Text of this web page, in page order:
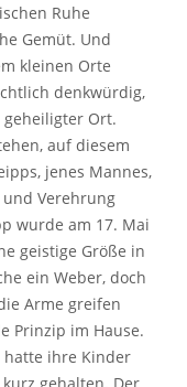
Ruhe
Gemüt. Und
kleinen Orte
denkwürdig,
Ort.
auf diesem
jenes Mannes,
Verehrung
wurde am 17. Mai
geistige Größe in
ein Weber, doch
Arme greifen
Prinzip im Hause.
hatte ihre Kinder